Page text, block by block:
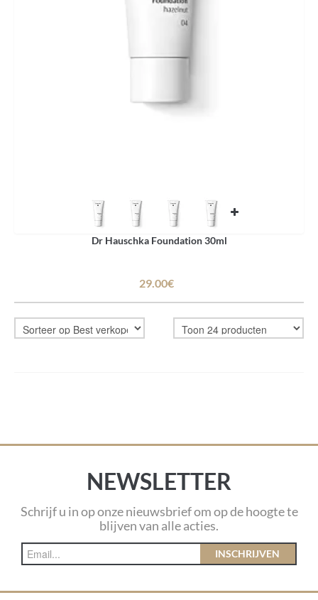
Dr Hauschka Foundation 30ml
29.00€
NEWSLETTER
Schrijf u in op onze nieuwsbrief om op de hoogte te
blijven van alle acties.
INSCHRIJVEN